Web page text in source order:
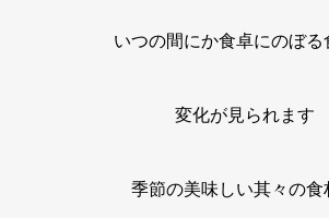
いつの間にか食卓にのぼる
変化が見られます
季節の美味しい其々の食